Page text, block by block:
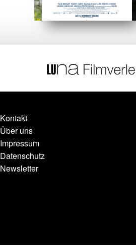
Kontakt
Über uns
Impressum
Datenschutz
Newsletter